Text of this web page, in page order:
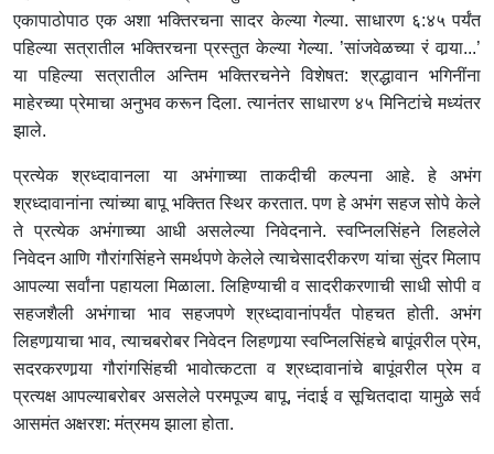
एकापाठोपाठ एक अशा भक्तिरचना सादर केल्या गेल्या. साधारण ६:४५ पर्यंत
पहिल्या सत्रातील भक्तिरचना प्रस्तुत केल्या गेल्या. ’सांजवेळच्या रं वार्‍या...’
या पहिल्या सत्रातील अन्तिम भक्तिरचनेने विशेषत: श्रद्धावान भगिनींना
माहेरच्या प्रेमाचा अनुभव करून दिला. त्यानंतर साधारण ४५ मिनिटांचे मध्यंतर
झाले.
प्रत्येक श्रध्दावानला या अभंगाच्या ताकदीची कल्पना आहे. हे अभंग
श्रध्दावानांना त्यांच्या बापू भक्तित स्थिर करतात. पण हे अभंग सहज सोपे केले
ते प्रत्येक अभंगाच्या आधी असलेल्या निवेदनाने. स्वप्‍निलसिंहने लिहलेले
निवेदन आणि गौरांगसिंहने समर्थपणे केलेले त्याचेसादरीकरण यांचा सुंदर मिलाप
आपल्या सर्वांना पहायला मिळाला. लिहिण्याची व सादरीकरणाची साधी सोपी व
सहजशैली अभंगाचा भाव सहजपणे श्रध्दावानांपर्यंत पोहचत होती. अभंग
लिहणार्‍याचा भाव, त्याचबरोबर निवेदन लिहणार्‍या स्वप्‍निलसिंहचे बापूंवरील प्रेम,
सदरकरणार्‍या गौरांगसिंहची भावोत्कटता व श्रध्दावानांचे बापूंवरील प्रेम व
प्रत्यक्ष आपल्याबरोबर असलेले परमपूज्य बापू, नंदाई व सूचितदादा यामुळे सर्व
आसमंत अक्षरश: मंत्रमय झाला होता.